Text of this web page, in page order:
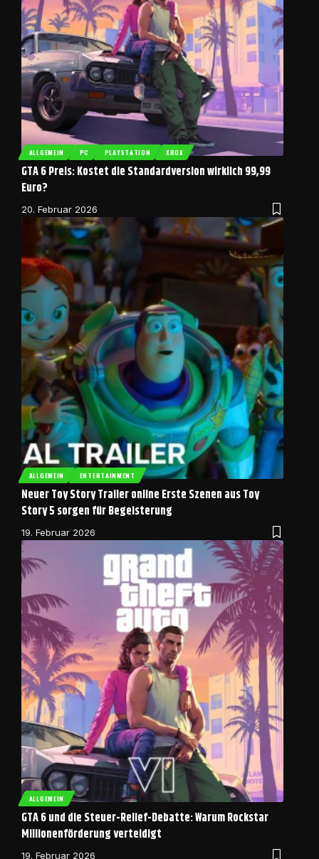
ALLGEMEIN PC PLAYSTATION XBOX
GTA 6 Preis: Kostet die Standardversion wirklich 99,99
Euro?
20. Februar 2026
ALLGEMEIN ENTERTAINMENT
Neuer Toy Story Trailer online Erste Szenen aus Toy
Story 5 sorgen für Begeisterung
19. Februar 2026
ALLGEMEIN
GTA 6 und die Steuer-Relief-Debatte: Warum Rockstar
Millionenförderung verteidigt
19. Februar 2026